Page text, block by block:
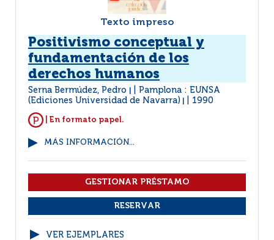
Texto impreso
Positivismo conceptual y
fundamentación de los
derechos humanos
Serna Bermúdez, Pedro
Pamplona : EUNSA
(Ediciones Universidad de Navarra)
1990
| En formato papel.
MÁS INFORMACIÓN...
VER EJEMPLARES